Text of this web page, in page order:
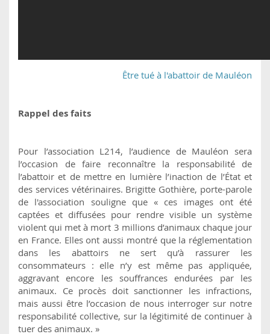
Être tué à l'abattoir de Mauléon
Rappel des faits
Pour l’association L214, l’audience de Mauléon sera
l’occasion de faire reconnaître la responsabilité de
l’abattoir et de mettre en lumière l’inaction de l’État et
des services vétérinaires. Brigitte Gothière, porte-parole
de l'association souligne que « ces images ont été
captées et diffusées pour rendre visible un système
violent qui met à mort 3 millions d’animaux chaque jour
en France. Elles ont aussi montré que la réglementation
dans les abattoirs ne sert qu’à rassurer les
consommateurs : elle n’y est même pas appliquée,
aggravant encore les souffrances endurées par les
animaux. Ce procès doit sanctionner les infractions,
mais aussi être l’occasion de nous interroger sur notre
responsabilité collective, sur la légitimité de continuer à
tuer des animaux. »